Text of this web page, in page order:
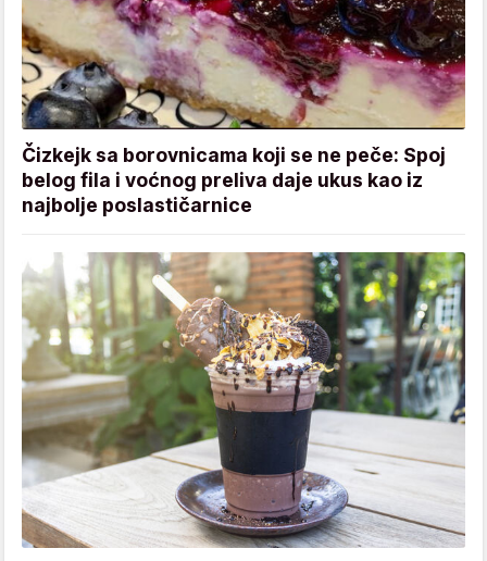
Čizkejk sa borovnicama koji se ne peče: Spoj
belog fila i voćnog preliva daje ukus kao iz
najbolje poslastičarnice